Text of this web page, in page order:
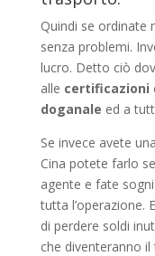
Quindi se ordinate
senza problemi.
lucro. Detto ciò
alle certificazioni
doganale ed a
Se invece avete
Cina potete farlo
agente e fate
tutta l’operazione.
di perdere soldi
che diventeranno